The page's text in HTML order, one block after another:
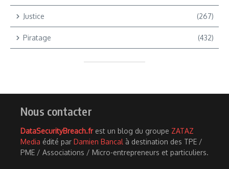
Justice (267)
Piratage (432)
Nous contacter
DataSecurityBreach.frest un blog du groupe ZATAZ
Media édité par Damien Bancal à destination des TPE /
PME / Associations / Micro-entrepreneurs et particuliers.